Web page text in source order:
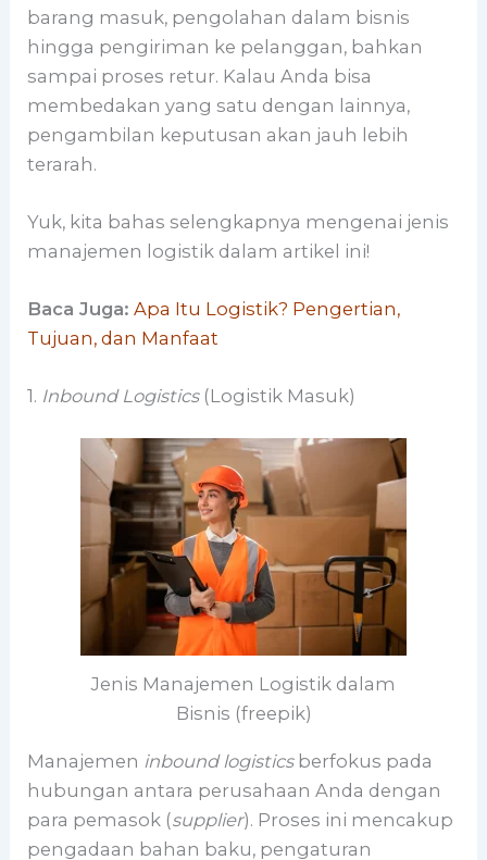
barang masuk, pengolahan dalam bisnis
hingga pengiriman ke pelanggan, bahkan
sampai proses retur. Kalau Anda bisa
membedakan yang satu dengan lainnya,
pengambilan keputusan akan jauh lebih
terarah.
Yuk, kita bahas selengkapnya mengenai jenis
manajemen logistik dalam artikel ini!
Baca Juga: Apa Itu Logistik? Pengertian,
Tujuan, dan Manfaat
1. Inbound Logistics(Logistik Masuk)
Jenis Manajemen Logistik dalam
Bisnis (freepik)
Manajemen inbound logisticsberfokus pada
hubungan antara perusahaan Anda dengan
para pemasok (supplier). Proses ini mencakup
pengadaan bahan baku, pengaturan